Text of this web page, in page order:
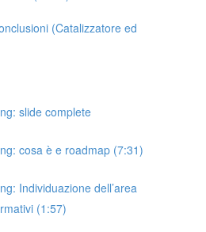
(Catalizzatore ed
slide complete
cosa è e roadmap (7:31)
Individuazione dell’area
(1:57)